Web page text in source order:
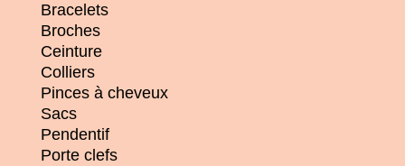
Bracelets
Broches
Ceinture
Colliers
Pinces à cheveux
Sacs
Pendentif
Porte clefs